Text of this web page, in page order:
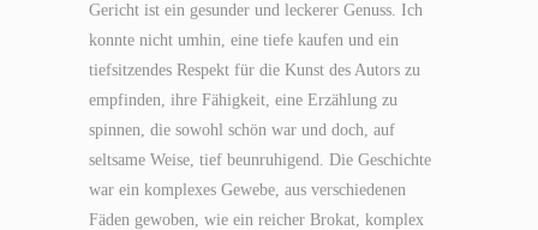
Gericht ist ein gesunder und leckerer Genuss. Ich
konnte nicht umhin, eine tiefe kaufen und ein
tiefsitzendes Respekt für die Kunst des Autors zu
empfinden, ihre Fähigkeit, eine Erzählung zu
spinnen, die sowohl schön war und doch, auf
seltsame Weise, tief beunruhigend. Die Geschichte
war ein komplexes Gewebe, aus verschiedenen
Fäden gewoben, wie ein reicher Brokat, komplex